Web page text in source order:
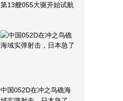
第13艘055大驱开始试航
中国052D在冲之鸟礁海